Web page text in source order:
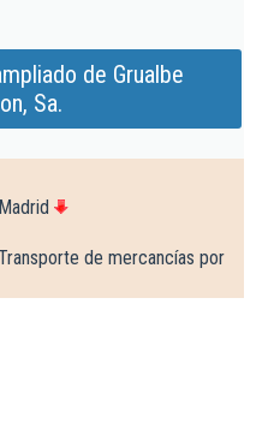
de Grualbe
Sa.
de mercancías por